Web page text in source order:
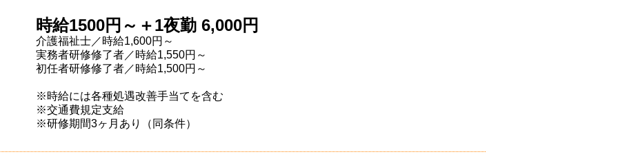
時給1500円～＋1夜勤 6,000円
介護福祉士／時給1,600円～
実務者研修修了者／時給1,550円～
初任者研修修了者／時給1,500円～
※時給には各種処遇改善手当てを含む
※交通費規定支給
※研修期間3ヶ月あり（同条件）